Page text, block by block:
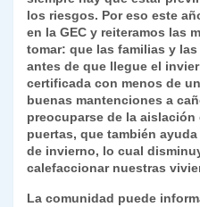
los riesgos. Por eso este
en la GEC y reiteramos las
tomar: que las familias y
antes de que llegue el
certificada con menos de
buenas mantenciones a
preocuparse de la
puertas, que también
de invierno, lo cual
calefaccionar nuestras
La comunidad puede